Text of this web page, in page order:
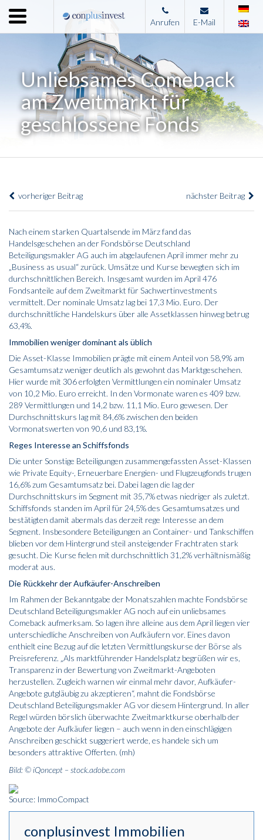
Menu
Home
Unternehmen
Leistungen
Immobilienangebote
News
Impressum
Anrufen E-Mail
Unliebsames Comeback
am Zweitmarkt für
geschlossene Fonds
vorheriger Beitrag nächster Beitrag
Nach einem starken Quartalsende im März fand das
Handelsgeschehen an der Fondsbörse Deutschland
Beteiligungsmakler AG auch im abgelaufenen April immer mehr zu
„Business as usual“ zurück. Umsätze und Kurse bewegten sich im
durchschnittlichen Bereich. Insgesamt wurden im April 476
Fondsanteile auf dem Zweitmarkt für Sachwertinvestments
vermittelt. Der nominale Umsatz lag bei 17,3 Mio. Euro. Der
durchschnittliche Handelskurs über alle Assetklassen hinweg betrug
63,4%.
Immobilien weniger dominant als üblich
Die Asset-Klasse Immobilien prägte mit einem Anteil von 58,9% am
Gesamtumsatz weniger deutlich als gewohnt das Marktgeschehen.
Hier wurde mit 306 erfolgten Vermittlungen ein nominaler Umsatz
von 10,2 Mio. Euro erreicht. In den Vormonate waren es 409 bzw.
289 Vermittlungen und 14,2 bzw. 11,1 Mio. Euro gewesen. Der
Durchschnittskurs lag mit 84,6% zwischen den beiden
Vormonatswerten von 90,6 und 83,1%.
Reges Interesse an Schiffsfonds
Die unter Sonstige Beteiligungen zusammengefassten Asset-Klassen
wie Private Equity-, Erneuerbare Energien- und Flugzeugfonds trugen
16,6% zum Gesamtumsatz bei. Dabei lagen die lag der
Durchschnittskurs im Segment mit 35,7% etwas niedriger als zuletzt.
Schiffsfonds standen im April für 24,5% des Gesamtumsatzes und
bestätigten damit abermals das derzeit rege Interesse an dem
Segment. Insbesondere Beteiligungen an Container- und Tankschiffen
blieben vor dem Hintergrund steil ansteigender Frachtraten stark
gesucht. Die Kurse fielen mit durchschnittlich 31,2% verhältnismäßig
moderat aus.
Die Rückkehr der Aufkäufer-Anschreiben
Im Rahmen der Bekanntgabe der Monatszahlen machte Fondsbörse
Deutschland Beteiligungsmakler AG noch auf ein unliebsames
Comeback aufmerksam. So lagen ihre alleine aus dem April liegen vier
unterschiedliche Anschreiben von Aufkäufern vor. Eines davon
enthielt eine Bezug auf die letzten Vermittlungskurse der Börse als
Preisreferenz. „Als marktführender Handelsplatz begrüßen wir es,
Transparenz in der Bewertung von Zweitmarkt-Angeboten
herzustellen. Zugleich warnen wir einmal mehr davor, Aufkäufer-
Angebote gutgläubig zu akzeptieren“, mahnt die Fondsbörse
Deutschland Beteiligungsmakler AG vor diesem Hintergrund. In aller
Regel würden börslich überwachte Zweitmarktkurse oberhalb der
Angebote der Aufkäufer liegen – auch wenn in den einschlägigen
Anschreiben geschickt suggeriert werde, es handele sich um
besonders attraktive Offerten. (mh)
Bild: © iQoncept – stock.adobe.com
Source: ImmoCompact
conplusinvest Immobilien